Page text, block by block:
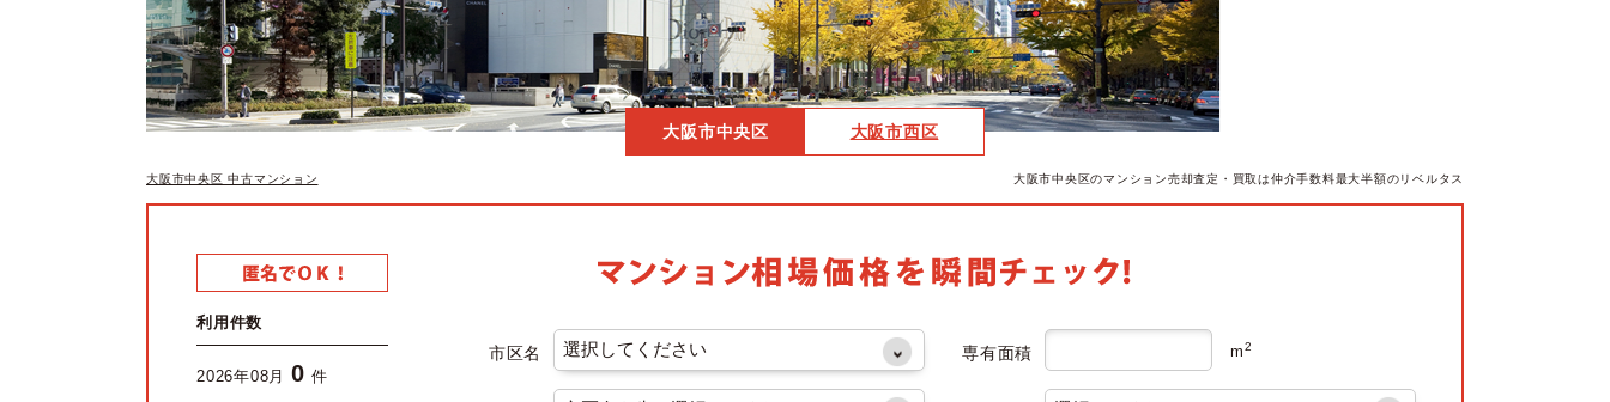
大阪市中央区 大阪市西区
大阪市中央区 中古マンション 大阪市中央区のマンション売却査定・買取は仲介手数料最大半額のリベルタス
利用件数
2026年08月 0 件
市区名 専有面積 m2